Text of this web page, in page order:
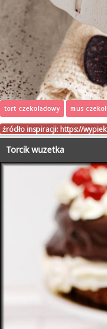
tort czekoladowy mus
źródło inspiracji: https://
Torcik wuzetka